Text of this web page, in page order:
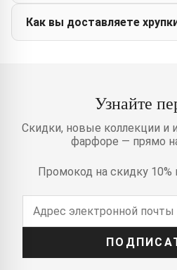
Как вы доставляете
Узнайте
Скидки, новые коллекции и
фарфоре — прямо
Промокод на скидку 10%